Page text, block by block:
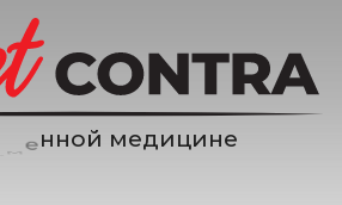
едицине